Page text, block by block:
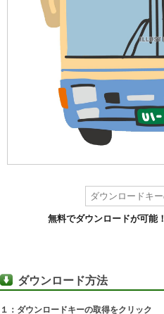
無料でダウンロードが可能！
ダウンロード方法
１：ダウンロードキーの取得をクリック